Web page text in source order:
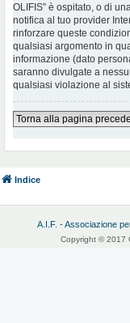
OLIFIS” è ospitato, o di
notifica al tuo provider
rinforzare queste
qualsiasi argomento in
informazione (dato
saranno divulgate a
qualsiasi violazione al
Torna alla pagina
Indice
A.I.F. - Associazione
Copyright © 2017